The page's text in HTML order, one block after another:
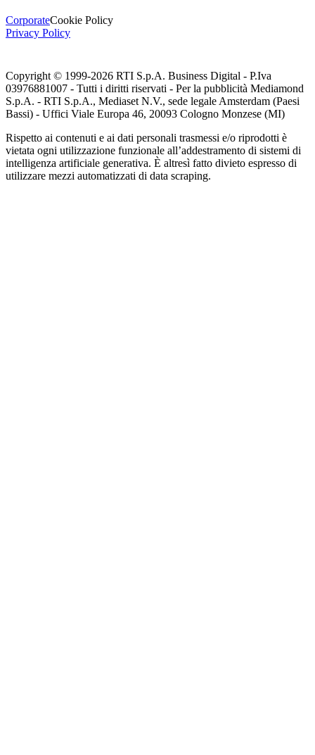
CorporateCookie Policy
Privacy Policy
Copyright © 1999-2026 RTI S.p.A. Business Digital - P.Iva
03976881007 - Tutti i diritti riservati - Per la pubblicità Mediamond
S.p.A. - RTI S.p.A., Mediaset N.V., sede legale Amsterdam (Paesi
Bassi) - Uffici Viale Europa 46, 20093 Cologno Monzese (MI)
Rispetto ai contenuti e ai dati personali trasmessi e/o riprodotti è
vietata ogni utilizzazione funzionale all’addestramento di sistemi di
intelligenza artificiale generativa. È altresì fatto divieto espresso di
utilizzare mezzi automatizzati di data scraping.